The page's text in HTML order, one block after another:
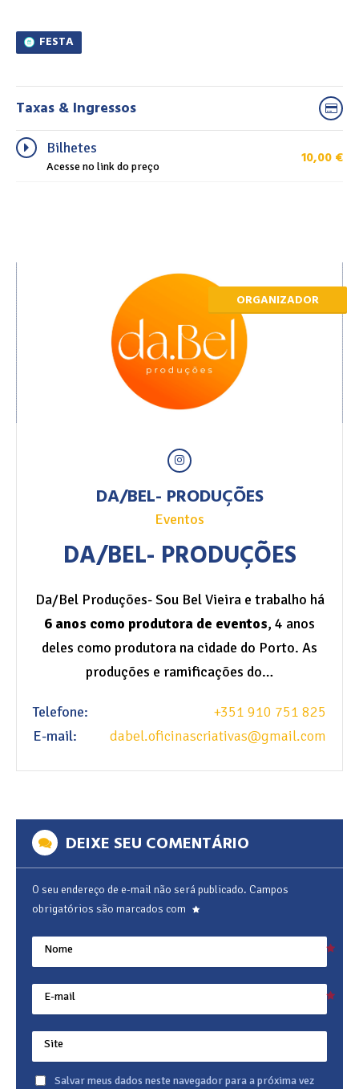
FESTA
Taxas & Ingressos
Bilhetes
Acesse no link do preço 10,00€
ORGANIZADOR
DA/BEL- PRODUÇÕES
Eventos
DA/BEL- PRODUÇÕES
Da/Bel Produções- Sou Bel Vieira e trabalho há
6 anos como produtora de eventos, 4 anos
deles como produtora na cidade do Porto. As
produções e ramificações do…
Telefone:
+351 910 751 825
E-mail:
dabel.oficinascriativas@gmail.com
DEIXE SEU COMENTÁRIO
O seu endereço de e-mail não será publicado. Campos
obrigatórios são marcados com
Nome
E-mail
Site
Salvar meus dados neste navegador para a próxima vez